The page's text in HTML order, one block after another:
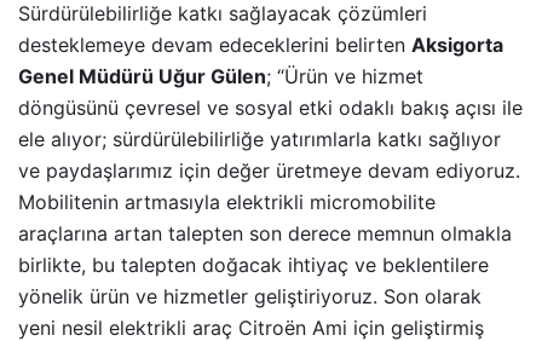
Sürdürülebilirliğe katkı sağlayacak çözümleri
desteklemeye devam edeceklerini belirten Aksigorta
Genel Müdürü Uğur Gülen; “Ürün ve hizmet
döngüsünü çevresel ve sosyal etki odaklı bakış açısı ile
ele alıyor; sürdürülebilirliğe yatırımlarla katkı sağlıyor
ve paydaşlarımız için değer üretmeye devam ediyoruz.
Mobilitenin artmasıyla elektrikli micromobilite
araçlarına artan talepten son derece memnun olmakla
birlikte, bu talepten doğacak ihtiyaç ve beklentilere
yönelik ürün ve hizmetler geliştiriyoruz. Son olarak
yeni nesil elektrikli araç Citroën Ami için geliştirmiş